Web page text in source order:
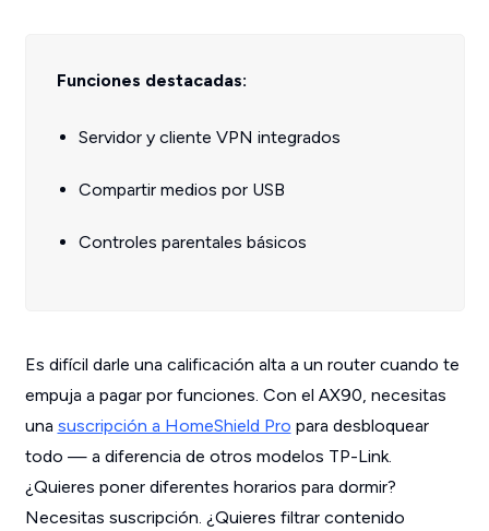
Funciones destacadas:
Servidor y cliente VPN integrados
Compartir medios por USB
Controles parentales básicos
Es difícil darle una calificación alta a un router cuando te
empuja a pagar por funciones. Con el AX90, necesitas
una suscripción a HomeShield Pro para desbloquear
todo — a diferencia de otros modelos TP-Link.
¿Quieres poner diferentes horarios para dormir?
Necesitas suscripción. ¿Quieres filtrar contenido